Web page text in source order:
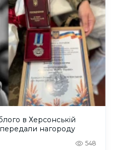
в Херсонській
нагороду
548